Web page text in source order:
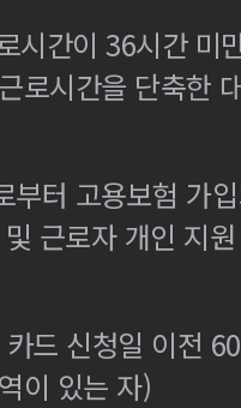
시간이 36시간 미
로시간을 단축한
부터 고용보험 가
근로자 개인 지
드 신청일 이전
이 있는 자)